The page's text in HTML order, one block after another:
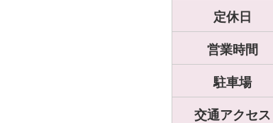
定休日
営業時間
駐車場
交通アクセス